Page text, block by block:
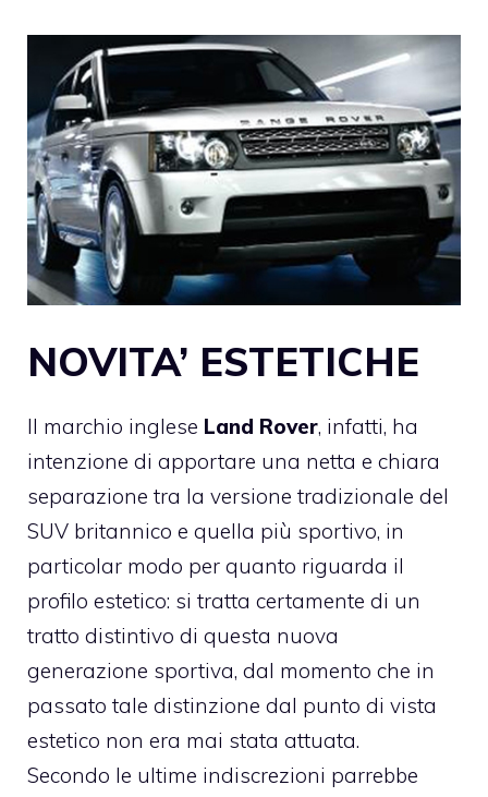
NOVITA’ ESTETICHE
Il marchio inglese Land Rover, infatti, ha
intenzione di apportare una netta e chiara
separazione tra la versione tradizionale del
SUV britannico e quella più sportivo, in
particolar modo per quanto riguarda il
profilo estetico: si tratta certamente di un
tratto distintivo di questa nuova
generazione sportiva, dal momento che in
passato tale distinzione dal punto di vista
estetico non era mai stata attuata.
Secondo le ultime indiscrezioni parrebbe